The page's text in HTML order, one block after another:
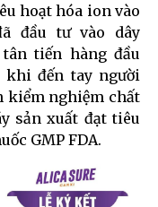
hoạt hóa ion vào
đầu tư vào dây
tiến hàng đầu
khi đến tay người
kiểm nghiệm chất
sản xuất đạt tiêu
GMP FDA.